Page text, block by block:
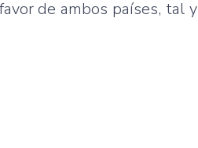
de ambos países, tal y